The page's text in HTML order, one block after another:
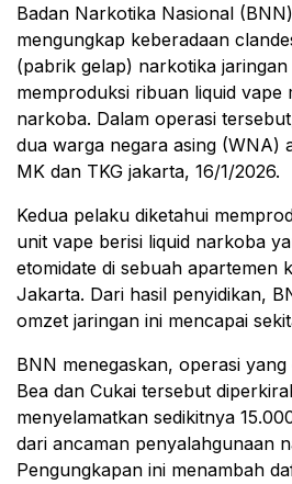
Badan Narkotika Nasional
mengungkap keberadaan
(pabrik gelap) narkotika
memproduksi ribuan liquid vape
narkoba. Dalam operasi
dua warga negara asing (WNA)
MK dan TKG jakarta, 16/1/2026.
Kedua pelaku diketahui
unit vape berisi liquid narkoba
etomidate di sebuah apartemen
Jakarta. Dari hasil penyidikan,
omzet jaringan ini mencapai
BNN menegaskan, operasi
Bea dan Cukai tersebut
menyelamatkan sedikitnya
dari ancaman penyalahgunaan
Pengungkapan ini menambah